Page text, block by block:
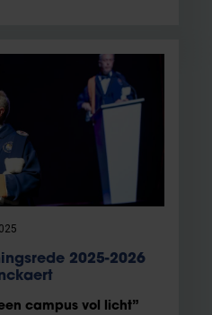
2025-2026
campus vol licht”